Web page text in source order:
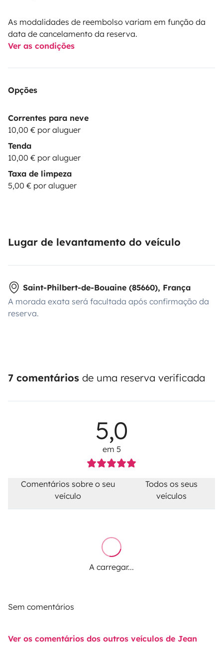
As modalidades de reembolso variam em função da
data de cancelamento da reserva.
Ver as condições
Opções
Correntes para neve
10,00 € por aluguer
Tenda
10,00 € por aluguer
Taxa de limpeza
5,00 € por aluguer
Lugar de levantamento do veículo
Saint-Philbert-de-Bouaine (85660), França
A morada exata será facultada após confirmação da
reserva.
7 comentários de uma reserva verificada
5,0
em 5
Comentários sobre o seu
veículo
Todos os seus
veículos
A carregar...
Sem comentários
Ver os comentários dos outros veículos de Jean